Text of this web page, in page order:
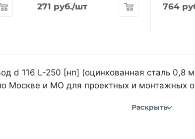
271 руб./шт 764
d 116 L-250 [нп] (оцинкованная сталь 0,8
Москве и МО для проектных и монтажных
Раскрыть